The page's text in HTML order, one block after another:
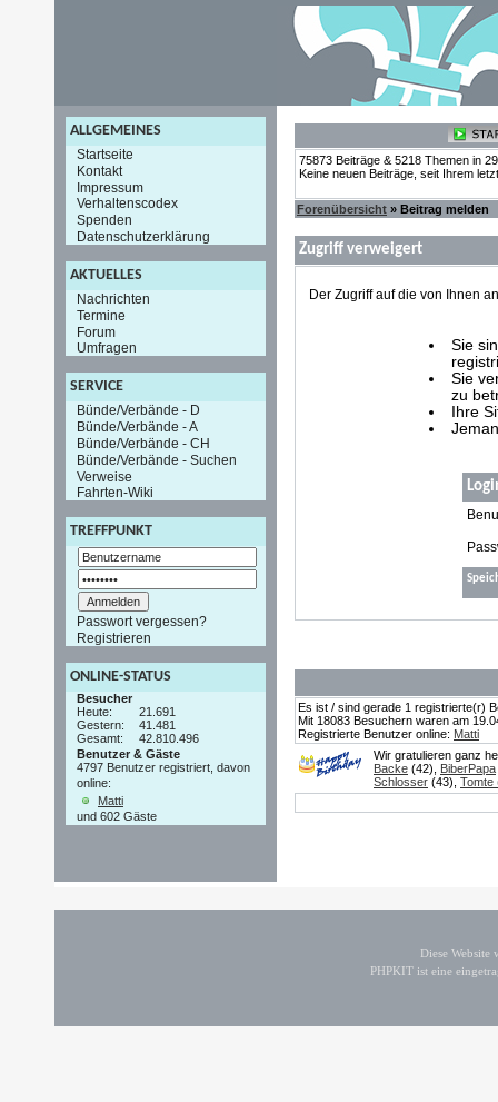
ALLGEMEINES
Startseite
Kontakt
Impressum
Verhaltenscodex
Spenden
Datenschutzerklärung
AKTUELLES
Nachrichten
Termine
Forum
Umfragen
SERVICE
Bünde/Verbände - D
Bünde/Verbände - A
Bünde/Verbände - CH
Bünde/Verbände - Suchen
Verweise
Fahrten-Wiki
TREFFPUNKT
Passwort vergessen?
Registrieren
ONLINE-STATUS
Besucher
Heute:
21.691
Gestern:
41.481
Gesamt:
42.810.496
Benutzer & Gäste
4797 Benutzer registriert, davon
online:
Matti
und 602 Gäste
75873 Beiträge & 5218 Themen in
Keine neuen Beiträge, seit Ihrem
Forenübersicht » Beitrag melden
Zugriff verweigert
Der Zugriff auf die von Ihnen
Sie
Sie
zu
Ihre
Es ist / sind gerade 1 registrierte(r)
Mit 18083 Besuchern waren am
Registrierte Benutzer online: Matti
Wir gratulieren ganz
Backe (42), BiberPapa
Schlosser (43), Tomte
Diese
PHPKIT ist eine